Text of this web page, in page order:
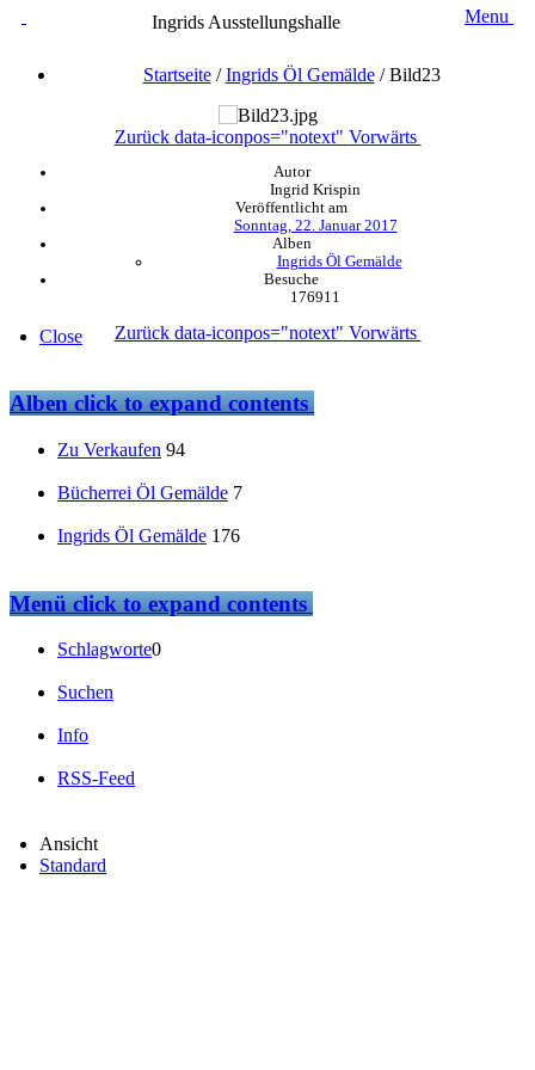
Ingrids Ausstellungshalle Menu
Startseite/Ingrids Öl Gemälde/Bild23
Zurück data-iconpos="notext" Vorwärts
Autor
Ingrid Krispin
Veröffentlicht am
Sonntag, 22. Januar 2017
Alben
Ingrids Öl Gemälde
Besuche
176911
Zurück data-iconpos="notext" Vorwärts
Close
Albenclick to expand contents
Zu Verkaufen 94
Bücherrei Öl Gemälde 7
Ingrids Öl Gemälde 176
Menüclick to expand contents
Schlagworte0
Suchen
Info
RSS-Feed
Ansicht
Standard